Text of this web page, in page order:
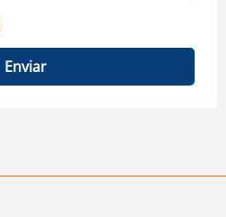
Enviar